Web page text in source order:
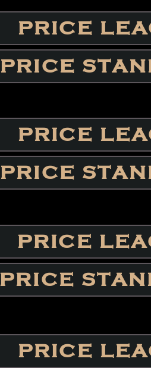
PRICE
PRICE
PRICE
PRICE
PRICE
PRICE
PRICE